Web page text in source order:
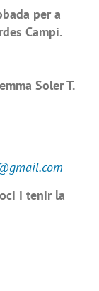
per a
Campi.
Soler T.
i tenir la